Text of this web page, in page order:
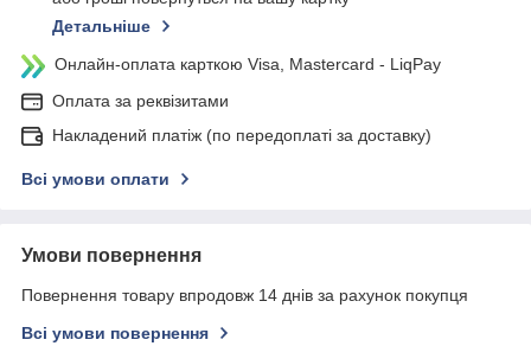
Детальніше
Онлайн-оплата карткою Visa, Mastercard - LiqPay
Оплата за реквізитами
Накладений платіж (по передоплаті за доставку)
Всі умови оплати
Умови повернення
Повернення товару впродовж 14 днів за рахунок покупця
Всі умови повернення